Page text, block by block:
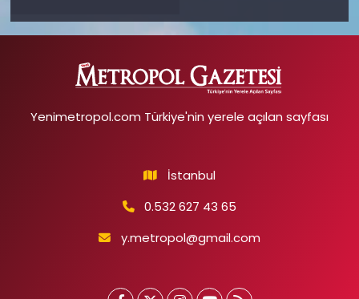
Yenimetropol.com Türkiye'nin yerele açılan sayfası
İstanbul
0.532 627 43 65
y.metropol@gmail.com